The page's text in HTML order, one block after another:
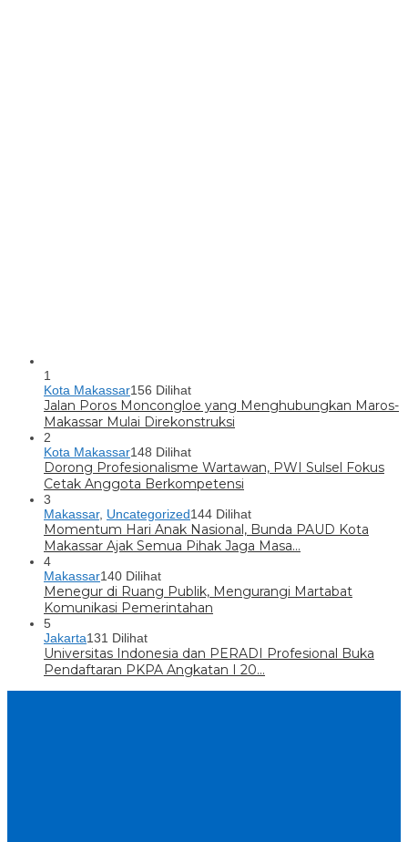
1
Kota Makassar156 Dilihat
Jalan Poros Moncongloe yang Menghubungkan Maros-
Makassar Mulai Direkonstruksi
2
Kota Makassar148 Dilihat
Dorong Profesionalisme Wartawan, PWI Sulsel Fokus
Cetak Anggota Berkompetensi
3
Makassar, Uncategorized144 Dilihat
Momentum Hari Anak Nasional, Bunda PAUD Kota
Makassar Ajak Semua Pihak Jaga Masa…
4
Makassar140 Dilihat
Menegur di Ruang Publik, Mengurangi Martabat
Komunikasi Pemerintahan
5
Jakarta131 Dilihat
Universitas Indonesia dan PERADI Profesional Buka
Pendaftaran PKPA Angkatan I 20…